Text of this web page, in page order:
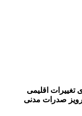
تغییرات اقلیمی
صدرات مدنی